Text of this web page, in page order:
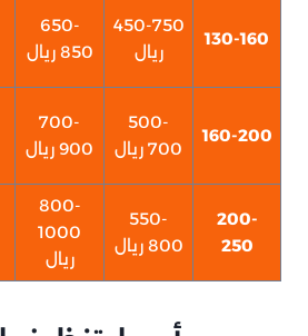
130-160
450-750
ريال
650-
850 ريال
160-200
500-
700 ريال
700-
900 ريال
200-
250
550-
800 ريال
800-
1000
ريال